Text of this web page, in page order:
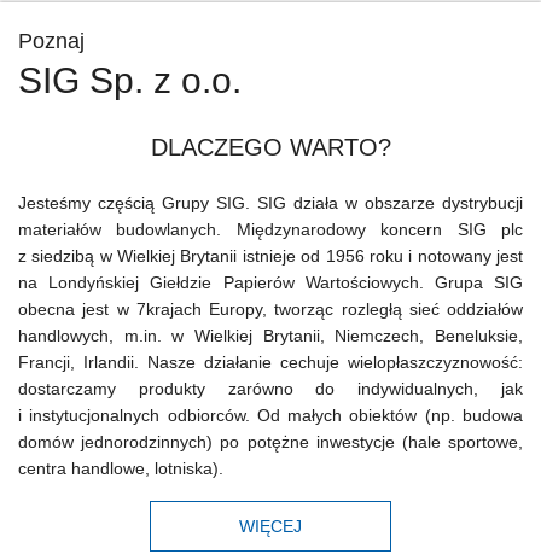
Poznaj
SIG Sp. z o.o.
DLACZEGO WARTO?
Jesteśmy częścią Grupy SIG. SIG działa w obszarze dystrybucji
materiałów budowlanych. Międzynarodowy koncern SIG plc
z siedzibą w Wielkiej Brytanii istnieje od 1956 roku i notowany jest
na Londyńskiej Giełdzie Papierów Wartościowych. Grupa SIG
obecna jest w 7krajach Europy, tworząc rozległą sieć oddziałów
handlowych, m.in. w Wielkiej Brytanii, Niemczech, Beneluksie,
Francji, Irlandii. Nasze działanie cechuje wielopłaszczyznowość:
dostarczamy produkty zarówno do indywidualnych, jak
i instytucjonalnych odbiorców. Od małych obiektów (np. budowa
domów jednorodzinnych) po potężne inwestycje (hale sportowe,
centra handlowe, lotniska).
WIĘCEJ